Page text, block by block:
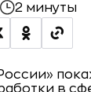
2 минуты